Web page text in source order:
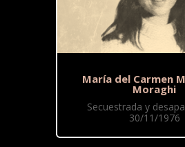
María del Carmen
Moraghi
Secuestrada y
30/11/1976